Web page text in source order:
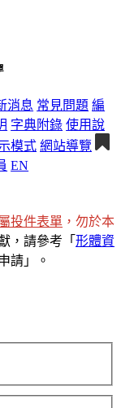
消息 常見問題 編
字典附錄 使用說
模式 網站導覽
EN
投件表單 ，勿於本
，請參考「 形體資
請」。